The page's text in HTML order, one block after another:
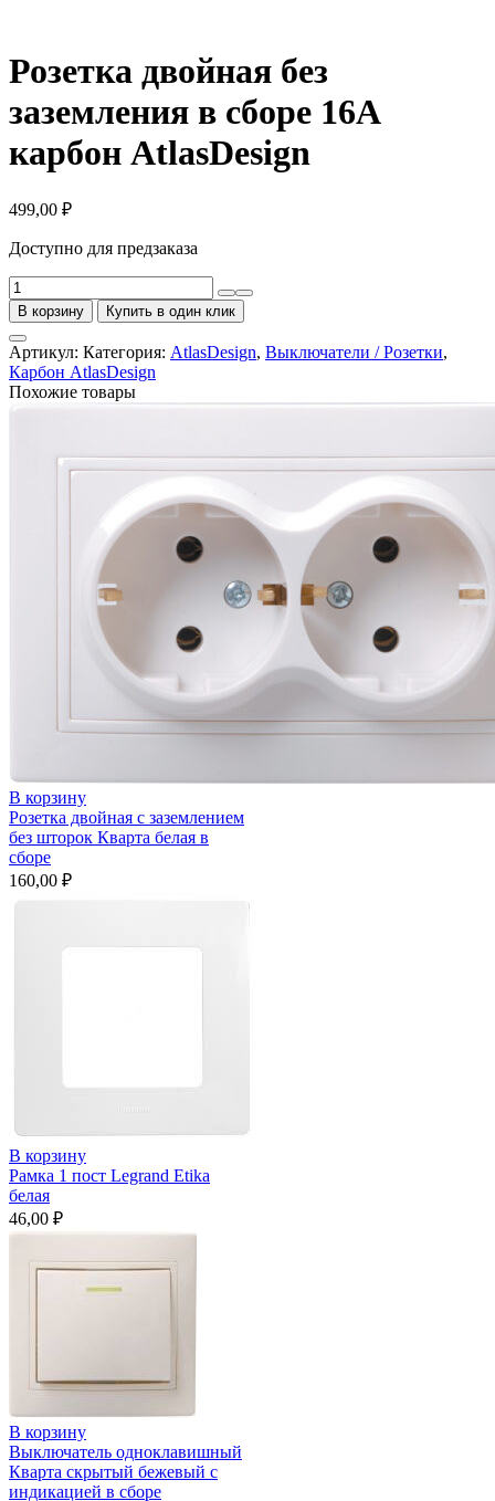
Розетка двойная без
заземления в сборе 16А
карбон AtlasDesign
499,00 ₽
Доступно для предзаказа
Количество
товара
Розетка
двойная
без
заземления
в
карбон
В корзину Купить в один клик
Артикул: Категория: AtlasDesign, Выключатели / Розетки,
Карбон AtlasDesign
Похожие товары
В корзину
Розетка двойная с заземлением
без шторок Кварта белая в
сборе
160,00 ₽
В корзину
Рамка 1 пост Legrand Etika
белая
46,00 ₽
В корзину
Выключатель одноклавишный
Кварта скрытый бежевый с
индикацией в сборе